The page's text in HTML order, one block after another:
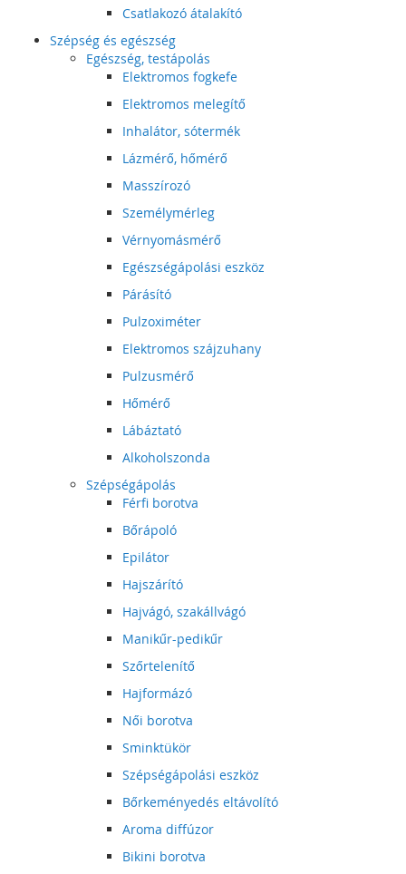
Csatlakozó átalakító
Szépség és egészség
Egészség, testápolás
Elektromos fogkefe
Elektromos melegítő
Inhalátor, sótermék
Lázmérő, hőmérő
Masszírozó
Személymérleg
Vérnyomásmérő
Egészségápolási eszköz
Párásító
Pulzoximéter
Elektromos szájzuhany
Pulzusmérő
Hőmérő
Lábáztató
Alkoholszonda
Szépségápolás
Férfi borotva
Bőrápoló
Epilátor
Hajszárító
Hajvágó, szakállvágó
Manikűr-pedikűr
Szőrtelenítő
Hajformázó
Női borotva
Sminktükör
Szépségápolási eszköz
Bőrkeményedés eltávolító
Aroma diffúzor
Bikini borotva